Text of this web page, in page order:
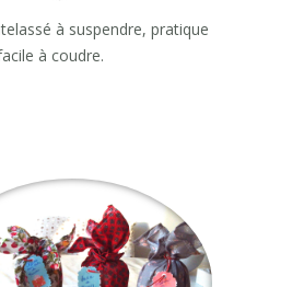
à suspendre, pratique
à coudre.